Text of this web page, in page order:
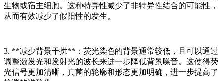
生物或宿主细胞。这种特异性减少了非特异性结合的可能性，
从而有效减少了假阳性的发生。
3. **减少背景干扰**：荧光染色的背景通常较低，且可以通过
调整激发光和发射光的波长来进一步降低背景噪音。这使得荧
光信号更加清晰，真菌的轮廓和形态更加明确，进一步提高了